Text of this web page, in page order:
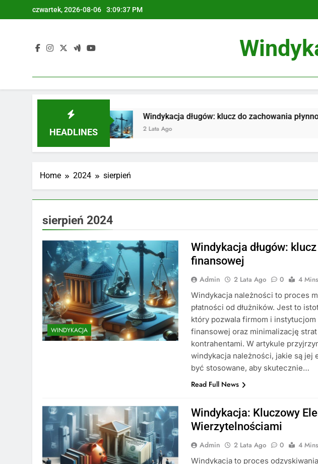
to
czwartek, 2026-08-06 3:09:38 PM
HEADLINES
Windykacja długów: klucz do zachowania płynności
2 Lata Ago
Home 2024 sierpień
sierpień 2024
WINDYKACJA
Windykacja długów:
finansowej
Admin 2 Lata Ago 0
4 Mins
Windykacja należności to proces
płatności od dłużników. Jest to
który pozwala firmom i
finansowej oraz minimalizację
kontrahentami. W artykule
windykacja należności, jakie są jej
być stosowane, aby skutecznie…
Read Full News
Windykacja: Kluczowy
Wierzytelnościami
Admin 2 Lata Ago 0
4 Mins
Windykacja to proces